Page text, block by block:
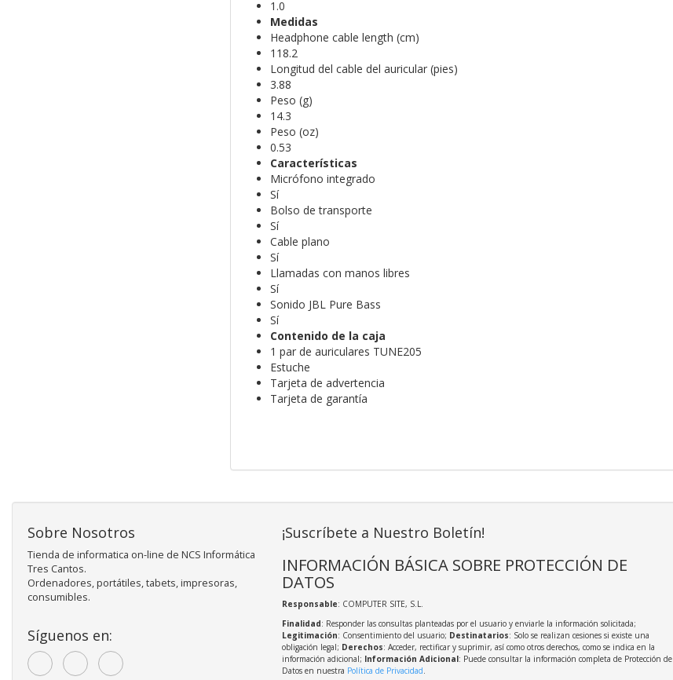
1.0
Medidas
Headphone cable length (cm)
118.2
Longitud del cable del auricular (pies)
3.88
Peso (g)
14.3
Peso (oz)
0.53
Características
Micrófono integrado
Sí
Bolso de transporte
Sí
Cable plano
Sí
Llamadas con manos libres
Sí
Sonido JBL Pure Bass
Sí
Contenido de la caja
1 par de auriculares TUNE205
Estuche
Tarjeta de advertencia
Tarjeta de garantía
Sobre Nosotros
Tienda de informatica on-line de NCS Informática
Tres Cantos.
Ordenadores, portátiles, tabets, impresoras,
consumibles.
Síguenos en:
¡Suscríbete a Nuestro Boletín!
INFORMACIÓN BÁSICA SOBRE PROTECCIÓN DE
DATOS
Responsable: COMPUTER SITE, S.L.
Finalidad: Responder las consultas planteadas por el usuario y enviarle la información solicitada;
Legitimación: Consentimiento del usuario; Destinatarios: Solo se realizan cesiones si existe una
obligación legal; Derechos: Acceder, rectificar y suprimir, así como otros derechos, como se indica en la
información adicional; Información Adicional: Puede consultar la información completa de Protección de
Datos en nuestra Política de Privacidad.